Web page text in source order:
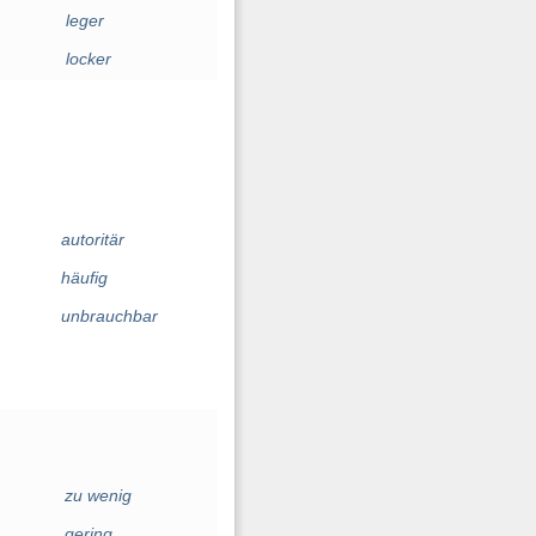
leger
locker
autoritär
häufig
unbrauchbar
zu wenig